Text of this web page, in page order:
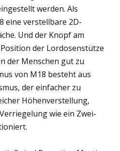
werden. Als
eine verstellbare 2D-
Und der Knopf am
der Lordosenstütze
der Menschen gut zu
von M18 besteht aus
der einfacher zu
Höhenverstellung,
wie ein Zwei-